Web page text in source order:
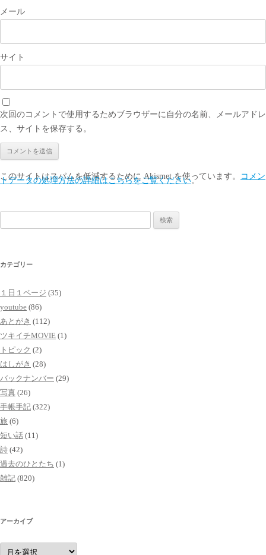
メール
サイト
次回のコメントで使用するためブラウザーに自分の名前、メールアドレ
ス、サイトを保存する。
このサイトはスパムを低減するために Akismet を使っています。 コメン
トデータの処理方法の詳細はこちらをご覧ください。
索:
カテゴリー
１日１ページ (35)
youtube (86)
あとがき (112)
ツキイチMOVIE (1)
トピック (2)
はしがき (28)
バックナンバー (29)
写真 (26)
手帳手記 (322)
旅 (6)
短い話 (11)
詩 (42)
過去のひとたち (1)
雑記 (820)
アーカイブ
ア